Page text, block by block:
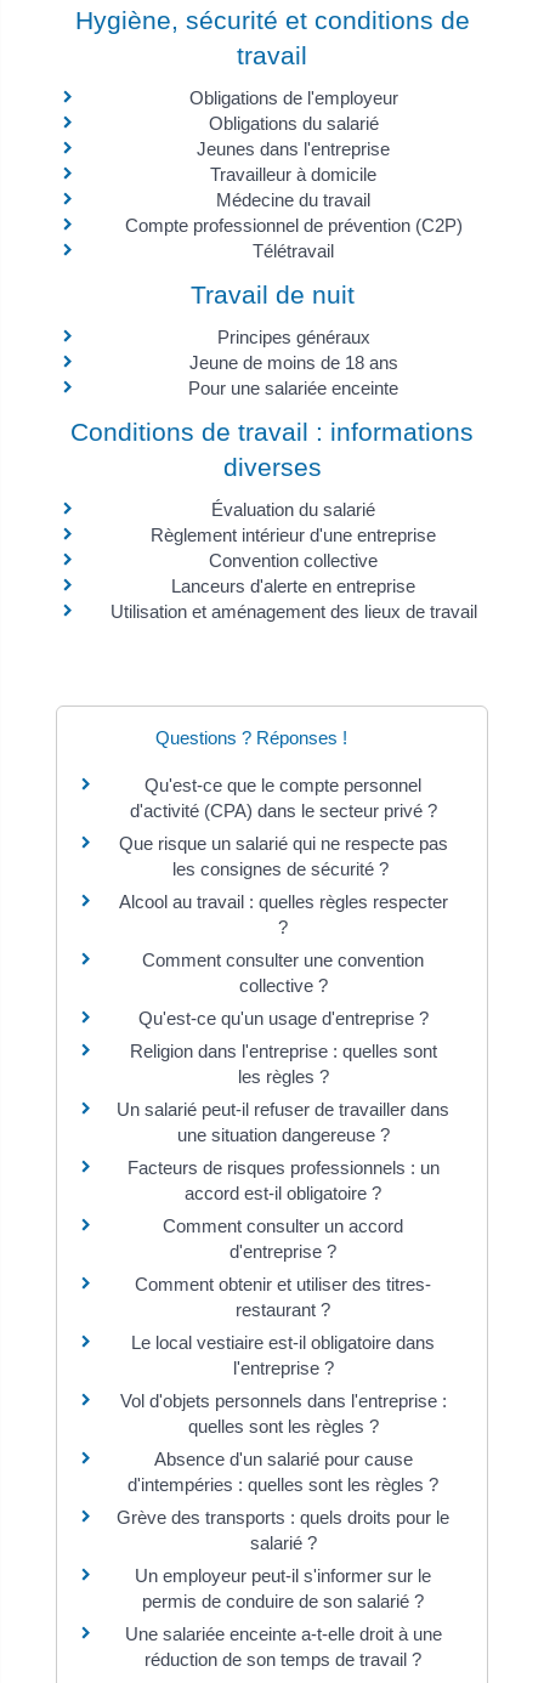
Hygiène, sécurité et conditions de
travail
Obligations de l'employeur
Obligations du salarié
Jeunes dans l'entreprise
Travailleur à domicile
Médecine du travail
Compte professionnel de prévention (C2P)
Télétravail
Travail de nuit
Principes généraux
Jeune de moins de 18 ans
Pour une salariée enceinte
Conditions de travail : informations
diverses
Évaluation du salarié
Règlement intérieur d'une entreprise
Convention collective
Lanceurs d'alerte en entreprise
Utilisation et aménagement des lieux de travail
Questions ? Réponses !
Qu'est-ce que le compte personnel
d'activité (CPA) dans le secteur privé ?
Que risque un salarié qui ne respecte pas
les consignes de sécurité ?
Alcool au travail : quelles règles respecter
?
Comment consulter une convention
collective ?
Qu'est-ce qu'un usage d'entreprise ?
Religion dans l'entreprise : quelles sont
les règles ?
Un salarié peut-il refuser de travailler dans
une situation dangereuse ?
Facteurs de risques professionnels : un
accord est-il obligatoire ?
Comment consulter un accord
d'entreprise ?
Comment obtenir et utiliser des titres-
restaurant ?
Le local vestiaire est-il obligatoire dans
l'entreprise ?
Vol d'objets personnels dans l'entreprise :
quelles sont les règles ?
Absence d'un salarié pour cause
d'intempéries : quelles sont les règles ?
Grève des transports : quels droits pour le
salarié ?
Un employeur peut-il s'informer sur le
permis de conduire de son salarié ?
Une salariée enceinte a-t-elle droit à une
réduction de son temps de travail ?